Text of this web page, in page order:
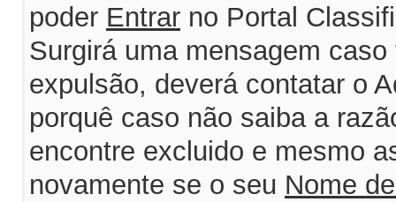
poder Entrar no Portal
Surgirá uma mensagem
expulsão, deverá contatar o
porquê caso não saiba a
encontre excluido e mesmo
novamente se o seu Nome